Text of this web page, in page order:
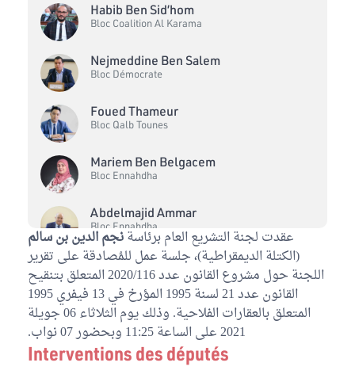
عقدت لجنة التشريع العام برئاسةنجم الدين بن سالم
(الكتلة الديمقراطية)، جلسة عمل للمُصادقة على تقرير
اللجنة حول مشروع القانون عدد 2020/116 المتعلق بتنقيح
القانون عدد 21 لسنة 1995 المؤرخ في 13 فيفري 1995
المتعلق بالعقارات الفلاحية. وذلك يوم الثلاثاء 06 جويلة
2021 على الساعة 11:25 وبحضور 07 نواب.
Interventions des députés
Habib Ben Sid’hom
Bloc Coalition Al Karama
Nejmeddine Ben Salem
Bloc Démocrate
Foued Thameur
Bloc Qalb Tounes
Mariem Ben Belgacem
Bloc Ennahdha
Abdelmajid Ammar
Bloc Ennahdha
Rabeb Ben Letaief
Bloc Ennahdha
Seifedine Makhlouf
Bloc Coalition Al Karama
Iyadh Elloumi